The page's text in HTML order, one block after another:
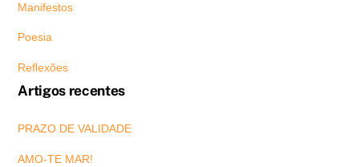
Manifestos
Poesia
Reflexões
Artigos recentes
PRAZO DE VALIDADE
AMO-TE MAR!